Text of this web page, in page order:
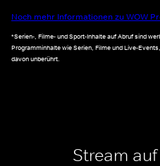
Noch mehr Informationen zu WOW
*Serien-, Filme- und Sport-Inhalte auf Abruf sind
Programminhalte wie Serien, Filme und Live-
davon unberührt.
Stream